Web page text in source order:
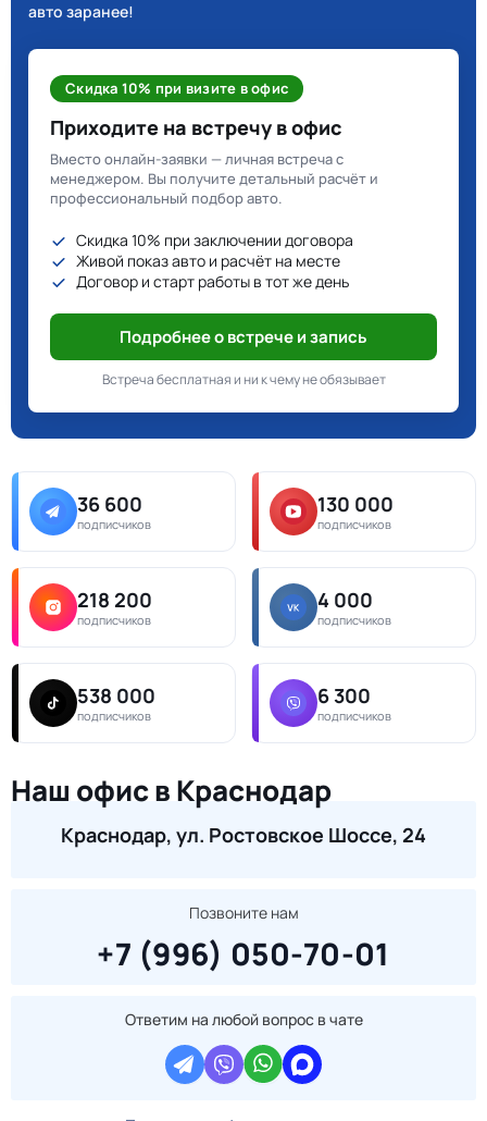
авто заранее!
Скидка 10% при визите в офис
Приходите на встречу в офис
Вместо онлайн-заявки — личная встреча с
менеджером. Вы получите детальный расчёт и
профессиональный подбор авто.
Скидка 10% при заключении договора
Живой показ авто и расчёт на месте
Договор и старт работы в тот же день
Подробнее о встрече и запись
Встреча бесплатная и ни к чему не обязывает
36 600
подписчиков
130 000
подписчиков
218 200
подписчиков
4 000
подписчиков
538 000
подписчиков
6 300
подписчиков
Наш офис в Краснодар
Краснодар, ул. Ростовское Шоссе, 24
Позвоните нам
+7 (996) 050-70-01
Ответим на любой вопрос в чате